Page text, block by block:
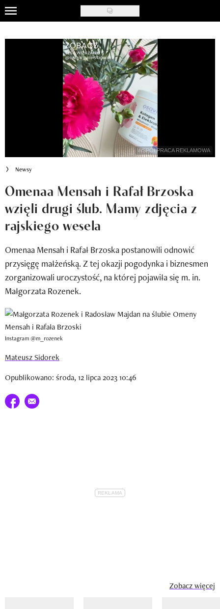
Skip
to
main
Klub Recenzentki
Newsy
Newsletter
Wizaz Summer Influ School
Mój profil / Zarejestruj się
WSPÓŁPRACA REKLAMOWA
Newsy
Omenaa Mensah i Rafał Brzoska
wzięli drugi ślub. Mamy zdjęcia z
rajskiego wesela
Omenaa Mensah i Rafał Brzoska postanowili odnowić
przysięgę małżeńską. Z tej okazji pogodynka i biznesmen
zorganizowali uroczystość, na której pojawiła się m. in.
Małgorzata Rozenek.
Instagram @m_rozenek
Mateusz Sidorek
Opublikowano: środa, 12 lipca 2023 10:46
Udostępnij na facebook
E-mail do przyjaciela
Zobacz więcej